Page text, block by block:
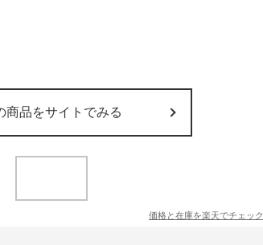
商品をサイトでみる
価格と在庫を楽天でチェック